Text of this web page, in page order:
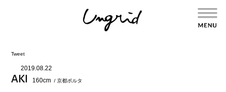
Tweet
2019.08.22
AKI 160cm / 京都ポルタ